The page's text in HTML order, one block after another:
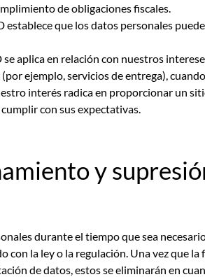
de obligaciones fiscales.
establece que los datos personales
aplica en relación con nuestros
ejemplo, servicios de entrega),
interés radica en proporcionar un
con sus expectativas.
y
durante el tiempo que sea
con la ley o la regulación. Una vez que
de datos, estos se eliminarán en